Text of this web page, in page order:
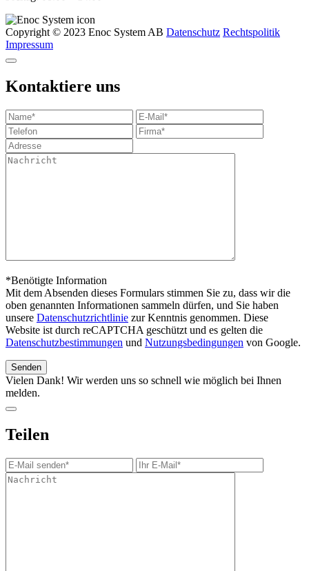
Copyright © 2023 Enoc System AB Datenschutz Rechtspolitik
Impressum
Kontaktiere uns
*Benötigte Information
Mit dem Absenden dieses Formulars stimmen Sie zu, dass wir die
oben genannten Informationen sammeln dürfen, und Sie haben
unsere Datenschutzrichtlinie zur Kenntnis genommen. Diese
Website ist durch reCAPTCHA geschützt und es gelten die
Datenschutzbestimmungen und Nutzungsbedingungen von Google.
Vielen Dank! Wir werden uns so schnell wie möglich bei Ihnen
melden.
Teilen